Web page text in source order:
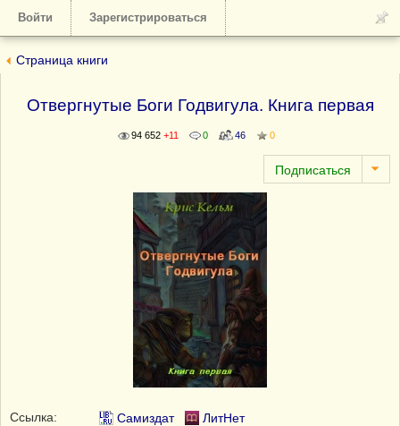
Войти Зарегистрироваться
Страница книги
Отвергнутые Боги Годвигула. Книга первая
94 652 +11 0 46 0
Ссылка: Самиздат
ЛитНет